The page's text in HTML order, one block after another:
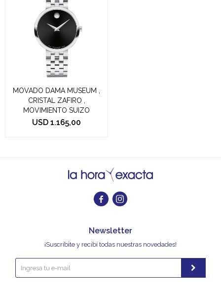
MOVADO DAMA MUSEUM ,
CRISTAL ZAFIRO ,
MOVIMIENTO SUIZO
USD 1.165,00
 
Newsletter
¡Suscribite y recibí todas nuestras novedades!